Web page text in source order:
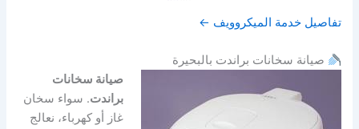
تفاصيل خدمة الميكروويف ←
صيانة سخانات براندت بالبحيرة
صيانة سخانات
براندت. سواء سخان
غاز أو كهرباء، نعالج